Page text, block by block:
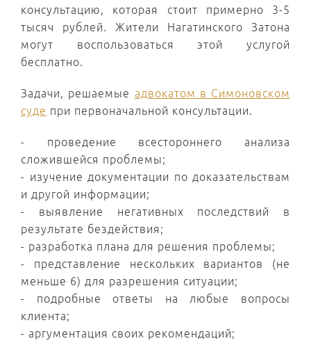
консультацию, которая стоит примерно 3-5
тысяч рублей. Жители Нагатинского Затона
могут воспользоваться этой услугой
бесплатно.
Задачи, решаемые адвокатом в Симоновском
суде при первоначальной консультации.
- проведение всестороннего анализа
сложившейся проблемы;
- изучение документации по доказательствам
и другой информации;
- выявление негативных последствий в
результате бездействия;
- разработка плана для решения проблемы;
- представление нескольких вариантов (не
меньше 6) для разрешения ситуации;
- подробные ответы на любые вопросы
клиента;
- аргументация своих рекомендаций;